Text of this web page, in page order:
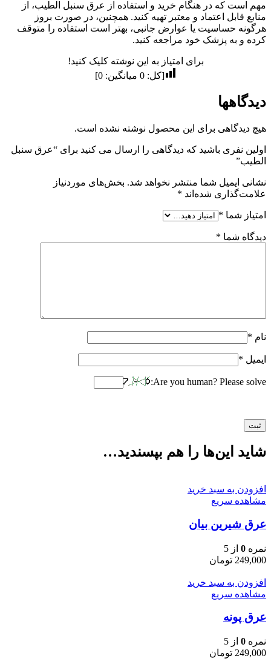
مهم است که در هنگام خرید و استفاده از عرق سنبل الطیب، از
منابع قابل اعتماد و معتبر تهیه کنید. همچنین، در صورت بروز
هرگونه حساسیت یا عوارض جانبی، بهتر است استفاده را متوقف
کرده و به پزشک خود مراجعه کنید.
برای امتیاز به این نوشته کلیک کنید!
[کل:0 میانگین:0
]
دیدگاهها
هیچ دیدگاهی برای این محصول نوشته نشده است.
اولین نفری باشید که دیدگاهی را ارسال می کنید برای “عرق سنبل
الطیب”
نشانی ایمیل شما منتشر نخواهد شد. بخش‌های موردنیاز
علامت‌گذاری شده‌اند *
امتیاز شما *
دیدگاه شما *
نام *
ایمیل *
Are you human? Please solve:
شاید این‌ها را هم بپسندید…
افزودن به سبد خرید
مشاهده سریع
عرق شیرین بیان
نمره 0 از 5
249,000 تومان
افزودن به سبد خرید
مشاهده سریع
عرق پونه
نمره 0 از 5
249,000 تومان